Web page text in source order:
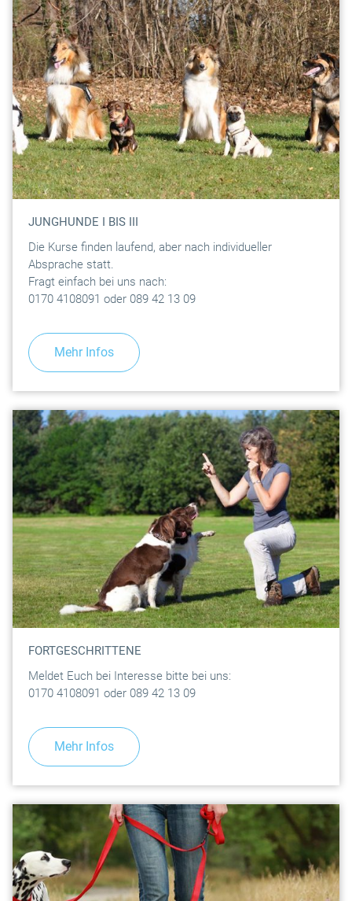
JUNGHUNDE I BIS III
Die Kurse finden laufend, aber nach individueller
Absprache statt.
Fragt einfach bei uns nach:
0170 4108091 oder 089 42 13 09
Mehr Infos
FORTGESCHRITTENE
Meldet Euch bei Interesse bitte bei uns:
0170 4108091 oder 089 42 13 09
Mehr Infos